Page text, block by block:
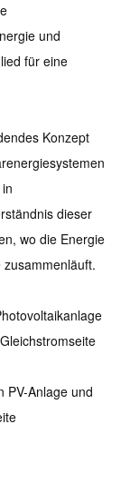
und
für eine
Konzept
dieser
wo die Energie
PV-Anlage und